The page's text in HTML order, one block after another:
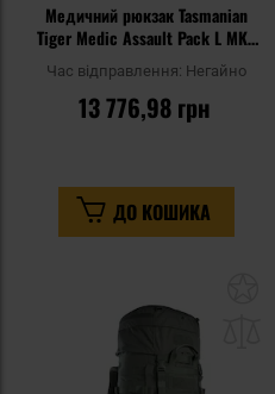
Медичний рюкзак Tasmanian
Tiger Medic Assault Pack L MKII
IRR 19 л - Stone Grey Olive
Час відправлення: Негайно
13 776,98 грн
ДО КОШИКА